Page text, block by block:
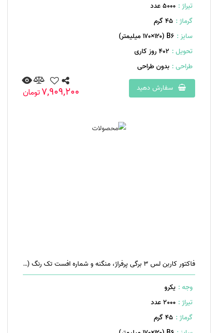
تیراژ : 5000 عدد
گرماژ : ۴۵ گرم
سایز : B۶ (۱۷۰×۱۲۰ میلیمتر)
تحویل : 402 روز کاری
طراحی : بدون طراحی
سفارش دهید
7,909,200تومان
فاکتور کاربن لس ۳ برگی پرفراژ، منگنه و شماره افست تک رنگ (مشکی)
وجه : یکرو
تیراژ : 2000 عدد
گرماژ : ۴۵ گرم